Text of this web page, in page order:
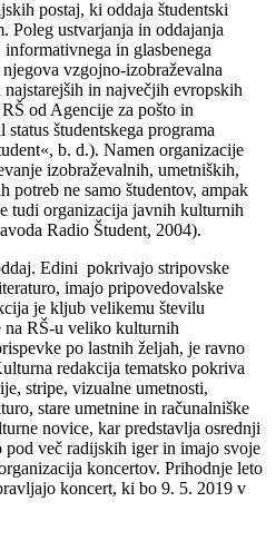
postaj, ki oddaja študentski
Poleg ustvarjanja in oddajanja
in glasbenega
vzgojno-izobraževalna
in največjih evropskih
od Agencije za pošto in
študentskega programa
b. d.). Namen organizacije
izobraževalnih, umetniških,
potreb ne samo študentov, ampak
tudi organizacija javnih kulturnih
Radio Študent, 2004).
Edini pokrivajo stripovske
imajo pripovedovalske
je kljub velikemu številu
RŠ-u veliko kulturnih
po lastnih željah, je ravno
redakcija tematsko pokriva
stripe, vizualne umetnosti,
stare umetnine in računalniške
novice, kar predstavlja osrednji
več radijskih iger in imajo svoje
koncertov. Prihodnje leto
koncert, ki bo 9. 5. 2019 v